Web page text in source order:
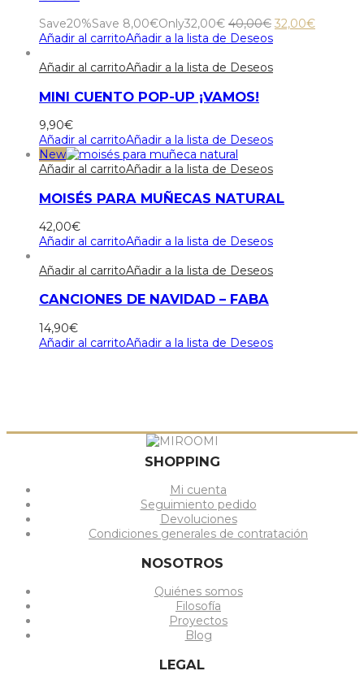
Save20%Save 8,00€Only32,00€ 40,00€ El
32,00€El
Añadir al carritoAñadir a la lista de Deseos
Añadir al carritoAñadir a la lista de Deseos
MINI CUENTO POP-UP ¡VAMOS!
9,90€
Añadir al carritoAñadir a la lista de Deseos
New
Añadir al carritoAñadir a la lista de Deseos
MOISÉS PARA MUÑECAS NATURAL
42,00€
Añadir al carritoAñadir a la lista de Deseos
Añadir al carritoAñadir a la lista de Deseos
CANCIONES DE NAVIDAD – FABA
14,90€
Añadir al carritoAñadir a la lista de Deseos
SHOPPING
Mi cuenta
Seguimiento pedido
Devoluciones
Condiciones generales de contratación
NOSOTROS
Quiénes somos
Filosofía
Proyectos
Blog
LEGAL